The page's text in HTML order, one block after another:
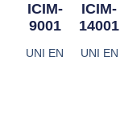
ICIM-
9001
UNI EN
ICIM-
14001
UNI EN